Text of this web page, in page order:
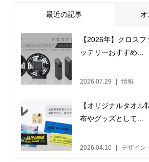
最近の記事
【2026年】クロス
ッテリーおすすめ...
2026.07.29 情報
【オリジナルタオル
布やグッズとして...
2026.04.10 デザイン